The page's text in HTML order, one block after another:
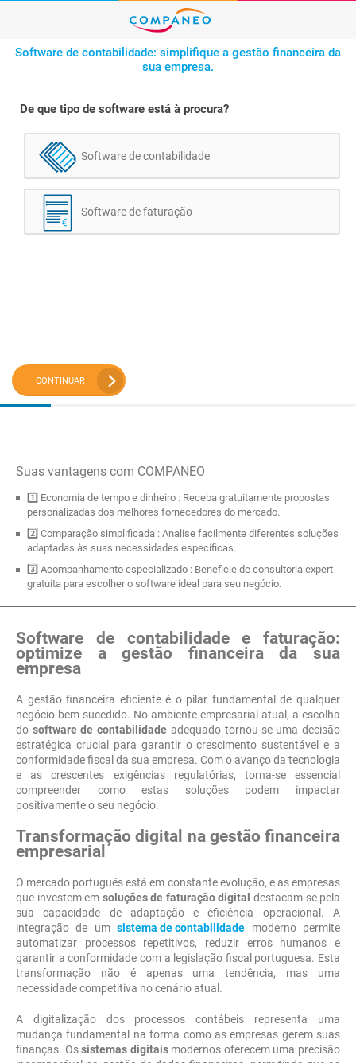
Software de contabilidade: simplifique a gestão financeira da
sua empresa.
De que tipo de software está à procura?
Software de contabilidade
Software de faturação
CONTINUAR
Suas vantagens com COMPANEO
1️⃣ Economia de tempo e dinheiro : Receba gratuitamente propostas
personalizadas dos melhores fornecedores do mercado.
2️⃣ Comparação simplificada : Analise facilmente diferentes soluções
adaptadas às suas necessidades específicas.
3️⃣ Acompanhamento especializado : Beneficie de consultoria expert
gratuita para escolher o software ideal para seu negócio.
Software de contabilidade e faturação:
optimize a gestão financeira da sua
empresa
A gestão financeira eficiente é o pilar fundamental de qualquer
negócio bem-sucedido. No ambiente empresarial atual, a escolha
do software de contabilidade adequado tornou-se uma decisão
estratégica crucial para garantir o crescimento sustentável e a
conformidade fiscal da sua empresa. Com o avanço da tecnologia
e as crescentes exigências regulatórias, torna-se essencial
compreender como estas soluções podem impactar
positivamente o seu negócio.
Transformação digital na gestão financeira
empresarial
O mercado português está em constante evolução, e as empresas
que investem em soluções de faturação digital destacam-se pela
sua capacidade de adaptação e eficiência operacional. A
integração de umsistema de contabilidade moderno permite
automatizar processos repetitivos, reduzir erros humanos e
garantir a conformidade com a legislação fiscal portuguesa. Esta
transformação não é apenas uma tendência, mas uma
necessidade competitiva no cenário atual.
A digitalização dos processos contábeis representa uma
mudança fundamental na forma como as empresas gerem suas
finanças. Ossistemas digitaismodernos oferecem uma precisão